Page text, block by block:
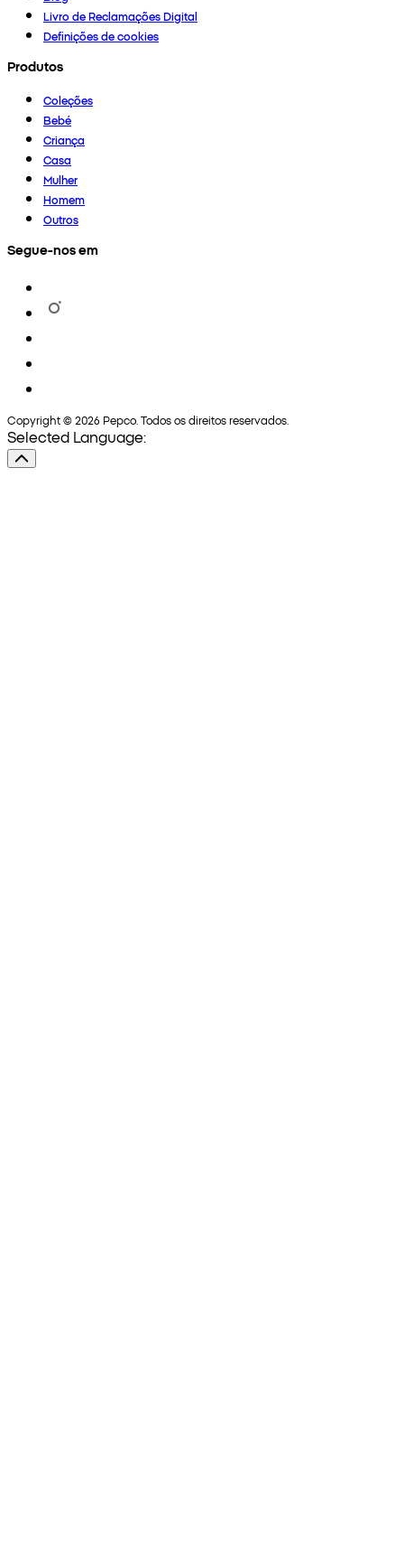
Livro de Reclamações Digital
Definições de cookies
Produtos
Coleções
Bebé
Criança
Casa
Mulher
Homem
Outros
Segue-nos em
Copyright © 2026 Pepco. Todos os direitos reservados.
Selected Language: